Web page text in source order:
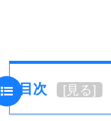
目次 [見る]